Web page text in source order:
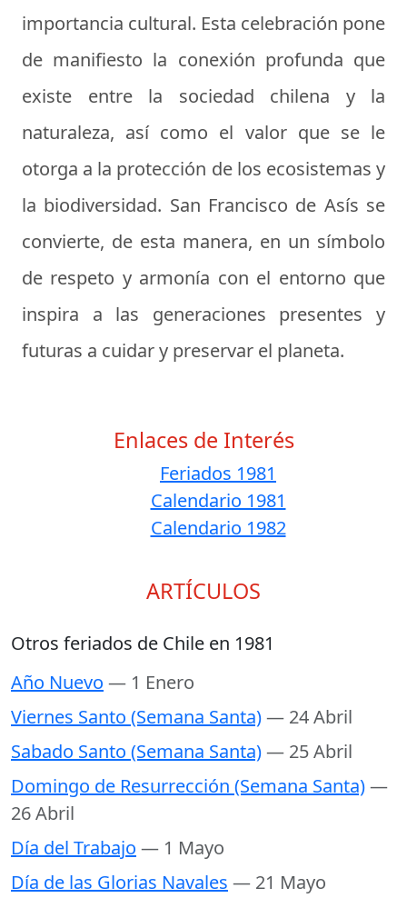
importancia cultural. Esta celebración pone
de manifiesto la conexión profunda que
existe entre la sociedad chilena y la
naturaleza, así como el valor que se le
otorga a la protección de los ecosistemas y
la biodiversidad. San Francisco de Asís se
convierte, de esta manera, en un símbolo
de respeto y armonía con el entorno que
inspira a las generaciones presentes y
futuras a cuidar y preservar el planeta.
Enlaces de Interés
Feriados 1981
Calendario 1981
Calendario 1982
ARTÍCULOS
Otros feriados de Chile en 1981
Año Nuevo — 1 Enero
Viernes Santo (Semana Santa)— 24 Abril
Sabado Santo (Semana Santa)— 25 Abril
Domingo de Resurrección (Semana Santa)—
26 Abril
Día del Trabajo — 1 Mayo
Día de las Glorias Navales — 21 Mayo